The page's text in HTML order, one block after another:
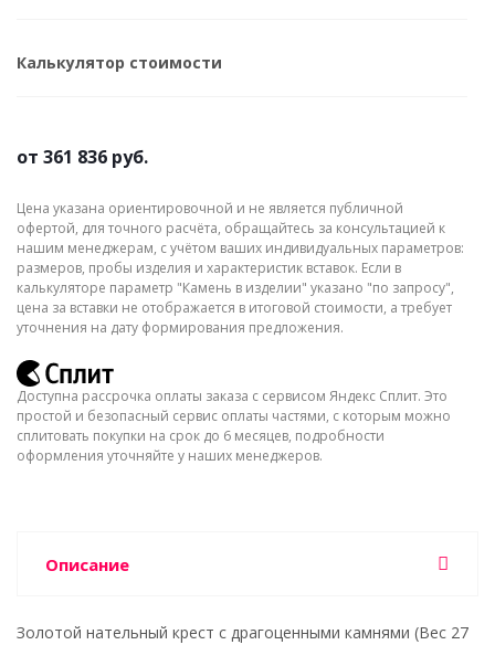
Калькулятор стоимости
от 361 836 руб.
Цена указана ориентировочной и не является публичной
офертой, для точного расчёта, обращайтесь за консультацией к
нашим менеджерам, с учётом ваших индивидуальных параметров:
размеров, пробы изделия и характеристик вставок. Если в
калькуляторе параметр "Камень в изделии" указано "по запросу",
цена за вставки не отображается в итоговой стоимости, а требует
уточнения на дату формирования предложения.
Доступна рассрочка оплаты заказа с сервисом Яндекс Сплит. Это
простой и безопасный сервис оплаты частями, с которым можно
сплитовать покупки на срок до 6 месяцев, подробности
оформления уточняйте у наших менеджеров.
Описание
Золотой нательный крест с драгоценными камнями (Вес 27